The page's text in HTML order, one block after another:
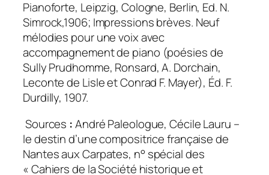
Pianoforte, Leipzig, Cologne, Berlin, Ed. N.
Simrock,1906; Impressions brèves. Neuf
mélodies pour une voix avec
accompagnement de piano (poésies de
Sully Prudhomme, Ronsard, A. Dorchain,
Leconte de Lisle et Conrad F. Mayer), Éd. F.
Durdilly, 1907.
Sources :André Paleologue,Cécile Lauru –
le destin d’une compositrice française de
Nantes aux Carpates, n° spécial des
« Cahiers de la Société historique et